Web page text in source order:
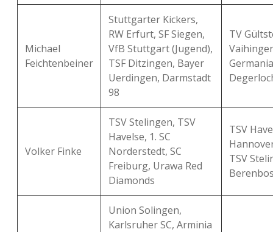
Michael
Feichtenbeiner
Stuttgarter Kickers,
RW Erfurt, SF Siegen,
VfB Stuttgart (Jugend),
TSF Ditzingen, Bayer
Uerdingen, Darmstadt
98
TV
Germania
Volker Finke
TSV Stelingen, TSV
Havelse, 1. SC
Norderstedt, SC
Freiburg, Urawa Red
Diamonds
TSV
TSV
Union Solingen,
Karlsruher SC, Arminia